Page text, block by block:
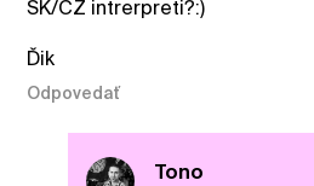
SK/CZ intrerpreti?:)
Ďik
Odpovedať
Tono